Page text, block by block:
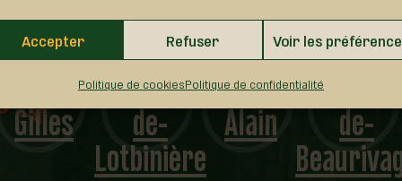
Accepter Refuser Voir les
Politique de cookiesPolitique de confidentialité
Gilles
Sainte-
Agathe-
de-
Lotbinière
Val-
Alain
Saint-
Patrice-
de-